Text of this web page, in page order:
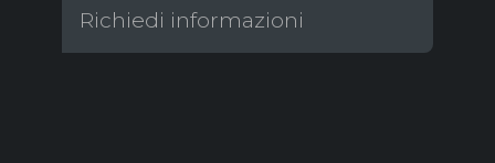
Richiedi informazioni